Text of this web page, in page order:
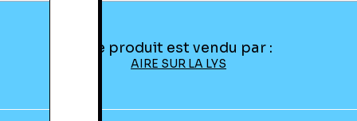
Ce produit est vendu par :
AIRE SUR LA LYS